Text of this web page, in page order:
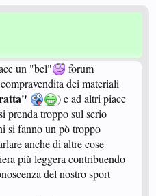
un "bel"
forum
dei materiali
) e ad altri piace
prenda troppo sul serio
si fanno un pò troppo
anche di altre cose
più leggera contribuendo
del nostro sport